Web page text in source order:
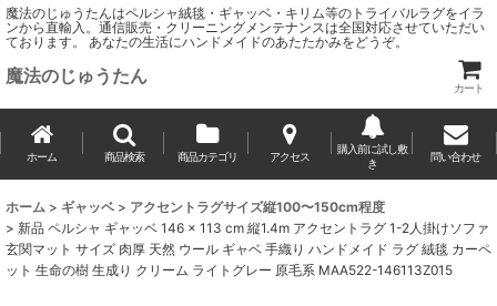
魔法のじゅうたんはペルシャ絨毯・ギャッベ・キリム等のトライバルラグをイラ
ンから直輸入。通信販売・クリーニングメンテナンスは全国対応させていただい
ております。 あなたの生活にハンドメイドのあたたかみをどうぞ。
魔法のじゅうたん
カート
ホーム 商品検索 商品カテゴリ アクセス
購入前に試し敷
き
問い合わせ
ホーム > ギャッベ > アクセントラグサイズ縦100〜150cm程度
> 新品 ペルシャ ギャッベ 146 × 113 cm 縦1.4m アクセントラグ 1-2人掛けソファ
玄関マット サイズ 肉厚 天然 ウール ギャベ 手織り ハンドメイド ラグ 絨毯 カーペ
ット 生命の樹 生成り クリーム ライトグレー 原毛系 MAA522-146113Z015